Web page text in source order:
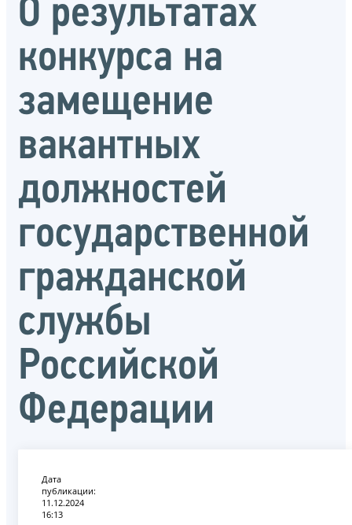
О результатах
конкурса на
замещение
вакантных
должностей
государственной
гражданской
службы
Российской
Федерации
Дата
публикации:
11.12.2024
16:13